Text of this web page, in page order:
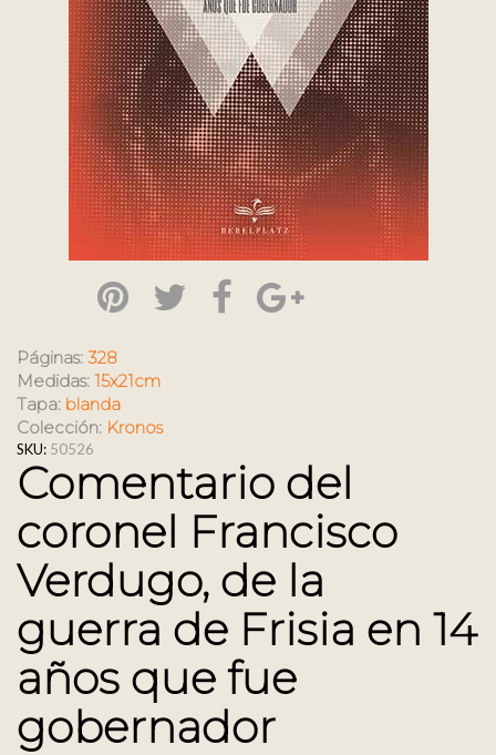
Páginas: 328
Medidas: 15x21cm
Tapa: blanda
Colección: Kronos
SKU: 50526
Comentario del
coronel Francisco
Verdugo, de la
guerra de Frisia en 14
años que fue
gobernador